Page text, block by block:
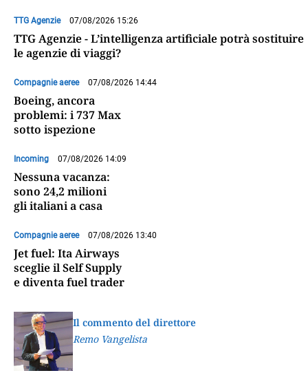
TTG Agenzie 07/08/2026 15:26
TTG Agenzie - L’intelligenza artificiale potrà sostituire
le agenzie di viaggi?
Compagnie aeree 07/08/2026 14:44
Boeing, ancora
problemi: i 737 Max
sotto ispezione
Incoming 07/08/2026 14:09
Nessuna vacanza:
sono 24,2 milioni
gli italiani a casa
Compagnie aeree 07/08/2026 13:40
Jet fuel: Ita Airways
sceglie il Self Supply
e diventa fuel trader
Il commento del direttore
Remo Vangelista